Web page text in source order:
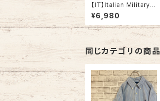
【IT】Italian Military C
ombat Jacket L/S L
相当 WOODLAND CA
MO イタリア軍 コンバ
ットジャケット ウッドラ
ンドカモ カモ柄 迷彩 ツ
イル生地 イタリア ユー
ロミリタリー ユーロ 古
着
¥6,980
同じカテゴリの商品